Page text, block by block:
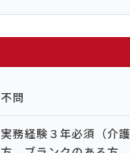
不問
実務経験３年必須（介